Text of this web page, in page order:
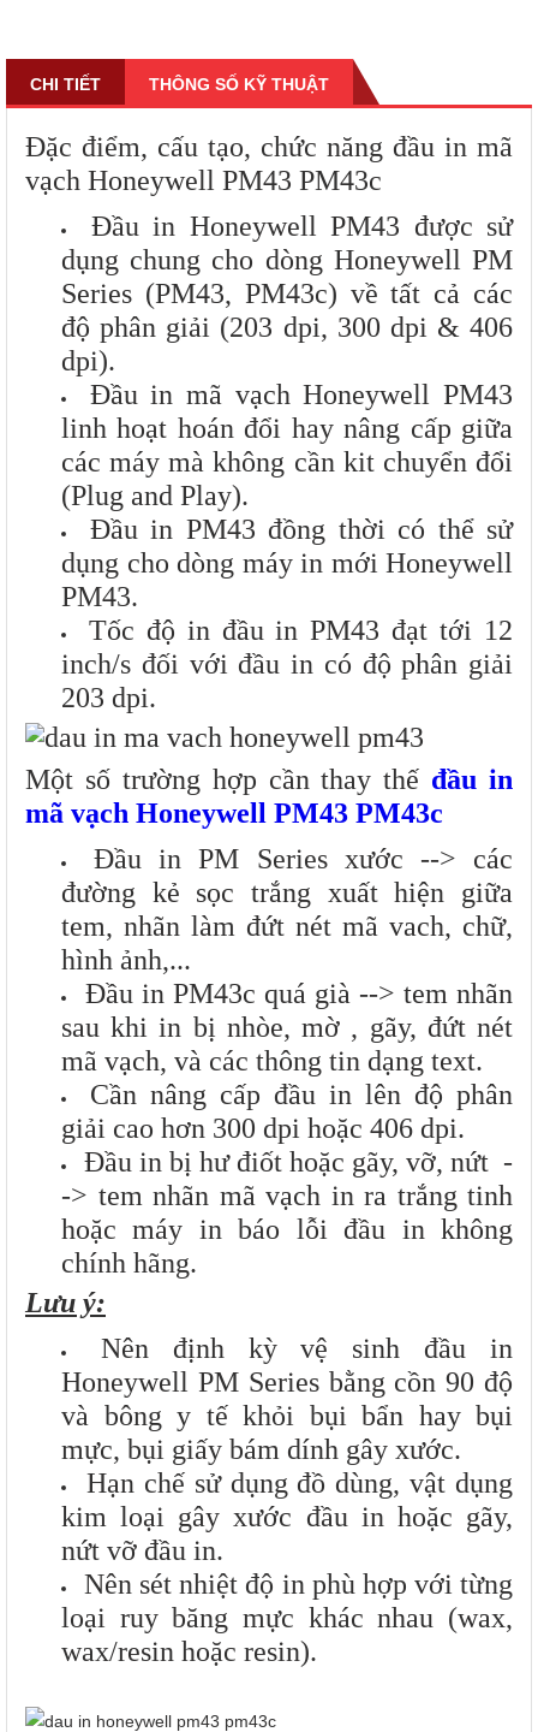
CHI TIẾT THÔNG SỐ KỸ THUẬT
Đặc điểm, cấu tạo, chức năng đầu in mã
vạch Honeywell PM43 PM43c
Đầu in Honeywell PM43 được sử
dụng chung cho dòng Honeywell PM
Series (PM43, PM43c) về tất cả các
độ phân giải (203 dpi, 300 dpi & 406
dpi).
Đầu in mã vạch Honeywell PM43
linh hoạt hoán đổi hay nâng cấp giữa
các máy mà không cần kit chuyển đổi
(Plug and Play).
Đầu in PM43 đồng thời có thể sử
dụng cho dòng máy in mới Honeywell
PM43.
Tốc độ in đầu in PM43 đạt tới 12
inch/s đối với đầu in có độ phân giải
203 dpi.
Một số trường hợp cần thay thế đầu in
mã vạch Honeywell PM43 PM43c
Đầu in PM Series xước --> các
đường kẻ sọc trắng xuất hiện giữa
tem, nhãn làm đứt nét mã vach, chữ,
hình ảnh,...
Đầu in PM43c quá già --> tem nhãn
sau khi in bị nhòe, mờ , gãy, đứt nét
mã vạch, và các thông tin dạng text.
Cần nâng cấp đầu in lên độ phân
giải cao hơn 300 dpi hoặc 406 dpi.
Đầu in bị hư điốt hoặc gãy, vỡ, nứt -
-> tem nhãn mã vạch in ra trắng tinh
hoặc máy in báo lỗi đầu in không
chính hãng.
Lưu ý:
Nên định kỳ vệ sinh đầu in
Honeywell PM Series bằng cồn 90 độ
và bông y tế khỏi bụi bẩn hay bụi
mực, bụi giấy bám dính gây xước.
Hạn chế sử dụng đồ dùng, vật dụng
kim loại gây xước đầu in hoặc gãy,
nứt vỡ đầu in.
Nên sét nhiệt độ in phù hợp với từng
loại ruy băng mực khác nhau (wax,
wax/resin hoặc resin).